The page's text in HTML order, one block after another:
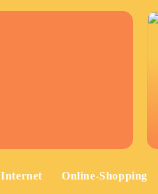
Internet Online-Shopping